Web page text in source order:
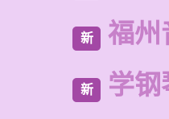
新 福州
新 学钢